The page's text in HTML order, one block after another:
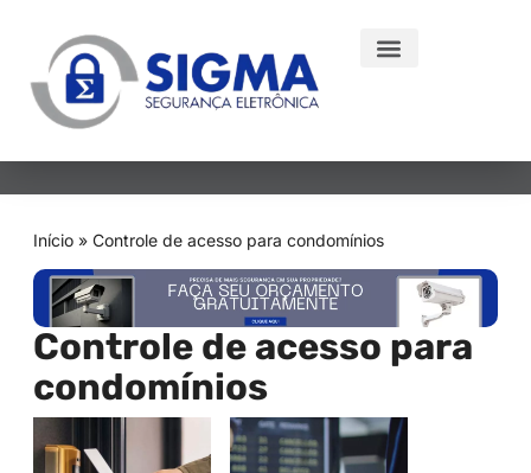
Início » Controle de acesso para condomínios
Controle de acesso para
condomínios